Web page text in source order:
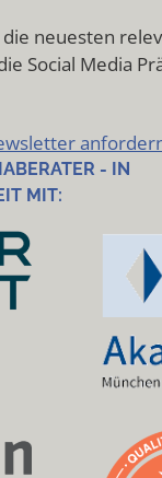
neuesten
Social Media
- IN
MIT: